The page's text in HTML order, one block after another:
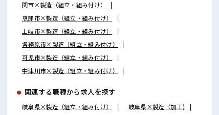
関市×製造（組立・組み付け）
恵那市×製造（組立・組み付け）
土岐市×製造（組立・組み付け）
各務原市×製造（組立・組み付け）
可児市×製造（組立・組み付け）
中津川市×製造（組立・組み付け）
関連する職種から求人を探す
岐阜県×製造（組立・組み付け）
岐阜県×製造（加工)